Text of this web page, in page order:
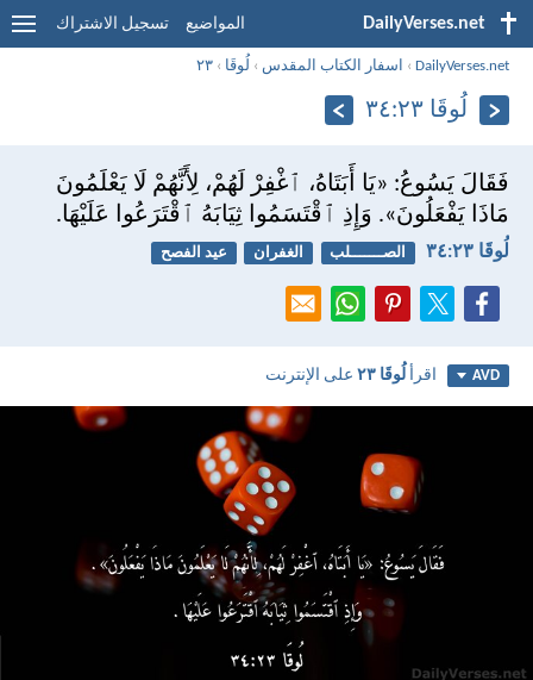
DailyVerses.net المواضيع تسجيل الاشتراك
DailyVerses.net
› اسفار الكتاب المقدس › لُوقَا ›٢٣
لُوقَا ٢٣:‏٣٤
فَقَالَ يَسُوعُ: «يَا أَبَتَاهُ، ٱغْفِرْ لَهُمْ، لِأَنَّهُمْ لَا يَعْلَمُونَ
مَاذَا يَفْعَلُونَ». وَإِذِ ٱقْتَسَمُوا ثِيَابَهُ ٱقْتَرَعُوا عَلَيْهَا.
لُوقَا ٢٣:‏٣٤ الصـــــــلب الغفران عيد الفصح
AVD اقرألُوقَا ٢٣ على الإنترنت